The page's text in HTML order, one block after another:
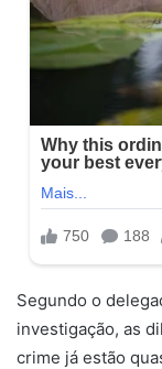
Segundo o
investigação, as
crime já estão